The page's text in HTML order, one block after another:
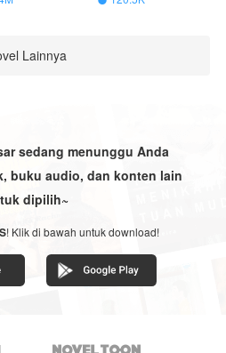
Lainnya
sedang menunggu Anda
buku audio, dan konten lain
dipilih~
! Klik di bawah untuk download!